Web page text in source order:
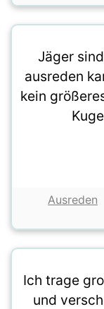
Jäger
ausreden
kein
Ausreden
Ich trage
und